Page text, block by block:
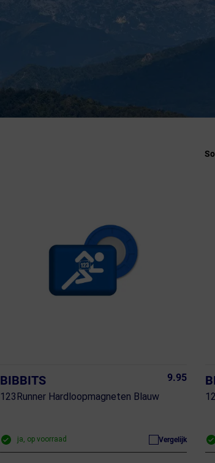
BIBBITS
123Runner Hardloopmagneten Blauw
9.95
ja, op voorraad Vergelijk